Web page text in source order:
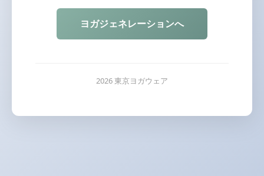
ヨガジェネレーションへ
2026 東京ヨガウェア